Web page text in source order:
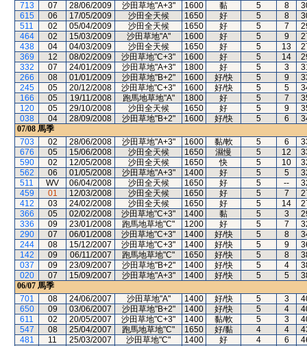
713
07 28/06/2009 沙田草地"A+3" 1600 黏 5 8
615
06 17/05/2009 沙田全天候 1650 好 5 8
511
02 05/04/2009 沙田全天候 1650 好 5 7
464
02 15/03/2009 沙田草地"A" 1600 好 5 9
438
04 04/03/2009 沙田全天候 1650 好 5 13
369
12 08/02/2009 沙田草地"C+3" 1600 好 5 14
332
07 24/01/2009 沙田草地"A+3" 1800 好 5 3
266
08 01/01/2009 沙田草地"B+2" 1600 好/快 5 9
245
05 20/12/2008 沙田草地"C+3" 1600 好/快 5 5
166
05 19/11/2008 跑馬地草地"A" 1800 好 5 7
120
05 29/10/2008 沙田全天候 1650 好 5 9
038
04 28/09/2008 沙田草地"B+2" 1600 好/快 5 6
07/08 馬季
703
02 28/06/2008 沙田草地"A+3" 1600 黏/軟 5 6
676
05 15/06/2008 沙田全天候 1650 濕慢 5 12
590
02 12/05/2008 沙田全天候 1650 快 5 10
562
06 01/05/2008 沙田草地"A+3" 1400 好 5 5
511
WV 06/04/2008 沙田全天候 1650 好 5 --
459
01 12/03/2008 沙田全天候 1650 好 5 7
412
03 24/02/2008 沙田全天候 1650 好 5 14
366
05 02/02/2008 沙田草地"C+3" 1400 黏 5 3
336
09 23/01/2008 跑馬地草地"C" 1200 好 5 7
290
07 06/01/2008 沙田草地"C+3" 1400 好/快 5 8
244
08 15/12/2007 沙田草地"C+3" 1400 好/快 5 9
142
09 06/11/2007 跑馬地草地"C" 1650 好/快 5 8
037
09 23/09/2007 沙田草地"B+2" 1400 好/快 5 4
020
07 15/09/2007 沙田草地"A+3" 1400 好/快 5 5
06/07 馬季
701
08 24/06/2007 沙田草地"A" 1400 好/快 5 3
650
09 03/06/2007 沙田草地"B+2" 1400 好/快 5 4
611
02 20/05/2007 沙田草地"C+3" 1400 黏/軟 5 3
547
08 25/04/2007 跑馬地草地"C" 1650 好/黏 4 4
481
11 25/03/2007 沙田草地"C" 1400 好 4 6